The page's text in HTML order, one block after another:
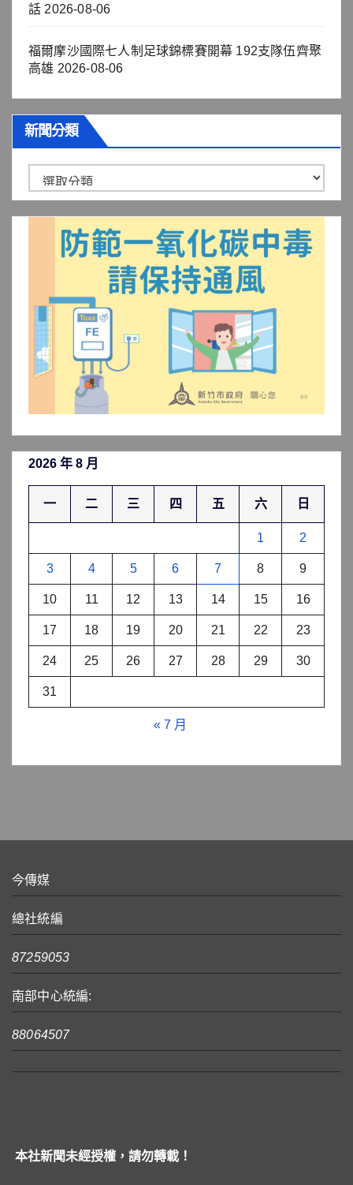
話 2026-08-06
福爾摩沙國際七人制足球錦標賽開幕 192支隊伍齊聚
高雄 2026-08-06
新聞分類
聞
2026 年 8 月
一 二 三 四 五 六 日
1 2
3 4 5 6 7 8 9
10 11 12 13 14 15 16
17 18 19 20 21 22 23
24 25 26 27 28 29 30
31
« 7 月
今傳媒
總社統編
87259053
南部中心統編:
88064507
本社新聞未經授權，請勿轉載！